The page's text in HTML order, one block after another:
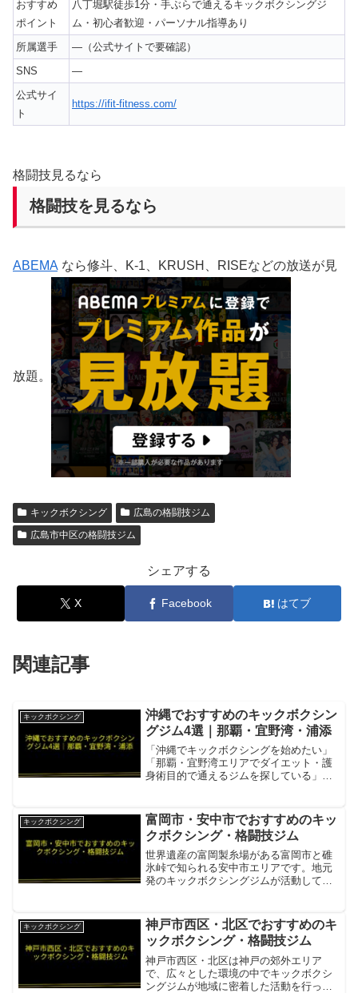
おすすめ
ポイント
八丁堀駅徒歩1分・手ぶらで通えるキックボクシングジ
ム・初心者歓迎・パーソナル指導あり
所属選手
—（公式サイトで要確認）
SNS
—
公式サイ
ト
https://ifit-fitness.com/
格闘技見るなら
格闘技を見るなら
ABEMA なら修斗、K-1、KRUSH、RISEなどの放送が見
放題。
キックボクシング
広島の格闘技ジム
広島市中区の格闘技ジム
シェアする
X Facebook はてブ
関連記事
キックボクシング
沖縄でおすすめのキックボクシン
グジム4選｜那覇・宜野湾・浦添
「沖縄でキックボクシングを始めたい」
「那覇・宜野湾エリアでダイエット・護
身術目的で通えるジムを探している」そ
ム那覇・宜野湾・北中城の3拠点を展開す
るセミパーソナルキッ...
キックボクシング
富岡市・安中市でおすすめのキッ
クボクシング・格闘技ジム
世界遺産の富岡製糸場がある富岡市と碓
氷峠で知られる安中市エリアです。地元
発のキックボクシングジムが活動してお
Fine2017年富岡市地元発のキックボクシ
ングジム・フィ...
キックボクシング
神戸市西区・北区でおすすめのキ
ックボクシング・格闘技ジム
神戸市西区・北区は神戸の郊外エリア
で、広々とした環境の中でキックボクシ
ングジムが地域に密着した活動を行って